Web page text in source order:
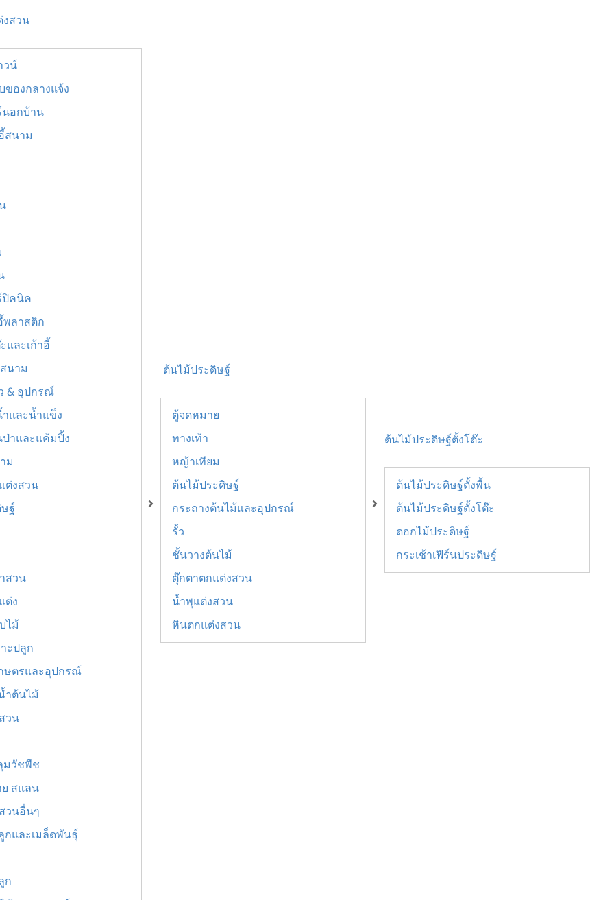
สวน
วน์
ของกลางแจ้ง
นอกบ้าน
สนาม
ปิคนิค
พลาสติก
และเก้าอี้
นาม
& อุปกรณ์
และน้ำแข็ง
าและแค้มปิ้ง
ม
ต่งสวน
ฐ์
สวน
ต่ง
ไม้
าะปลูก
ษตรและอุปกรณ์
ำต้นไม้
วน
มวัชพืช
ย สแลน
วนอื่นๆ
กและเมล็ดพันธุ์
ก
ต้นไม้ประดิษฐ์
ตู้จดหมาย
ทางเท้า
หญ้าเทียม
ต้นไม้ประดิษฐ์
กระถางต้นไม้และอุปกรณ์
รั้ว
ชั้นวางต้นไม้
ตุ๊กตาตกแต่งสวน
น้ำพุแต่งสวน
หินตกแต่งสวน
ต้นไม้ประดิษฐ์ตั้งโต๊ะ
ต้นไม้ประดิษฐ์ตั้งพื้น
ต้นไม้ประดิษฐ์ตั้งโต๊ะ
ดอกไม้ประดิษฐ์
กระเช้าเฟิร์นประดิษฐ์